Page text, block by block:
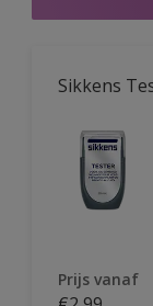
Sikkens
Prijs vanaf